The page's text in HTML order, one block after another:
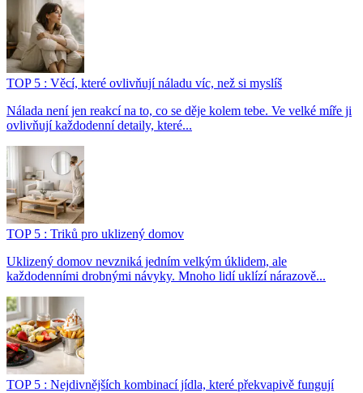
TOP 5 : Věcí, které ovlivňují náladu víc, než si myslíš
Nálada není jen reakcí na to, co se děje kolem tebe. Ve velké míře ji
ovlivňují každodenní detaily, které...
TOP 5 : Triků pro uklizený domov
Uklizený domov nevzniká jedním velkým úklidem, ale
každodenními drobnými návyky. Mnoho lidí uklízí nárazově...
TOP 5 : Nejdivnějších kombinací jídla, které překvapivě fungují